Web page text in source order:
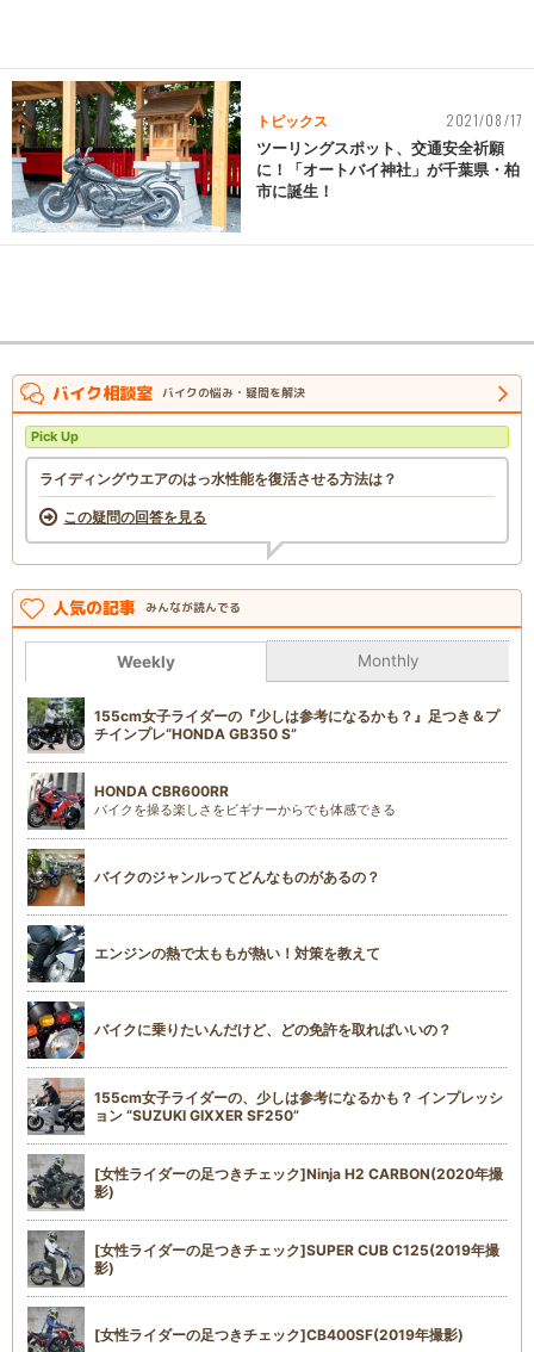
トピックス 2021/08/17
ツーリングスポット、交通安全祈願
に！「オートバイ神社」が千葉県・柏
市に誕生！
バイク相談室 バイクの悩み・疑問を解決
Pick Up
ライディングウエアのはっ水性能を復活させる方法は？
この疑問の回答を見る
人気の記事 みんなが読んでる
Weekly Monthly
155cm女子ライダーの『少しは参考になるかも？』足つき＆プ
チインプレ“HONDA GB350 S”
HONDA CBR600RR
バイクを操る楽しさをビギナーからでも体感できる
バイクのジャンルってどんなものがあるの？
エンジンの熱で太ももが熱い！対策を教えて
バイクに乗りたいんだけど、どの免許を取ればいいの？
155cm女子ライダーの、少しは参考になるかも？ インプレッシ
ョン “SUZUKI GIXXER SF250”
[女性ライダーの足つきチェック]Ninja H2 CARBON(2020年撮
影)
[女性ライダーの足つきチェック]SUPER CUB C125(2019年撮
影)
[女性ライダーの足つきチェック]CB400SF(2019年撮影)